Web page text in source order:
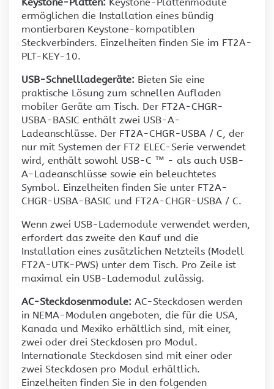
ermöglichen die Installation eines bündig
montierbaren Keystone-kompatiblen
Steckverbinders. Einzelheiten finden Sie im FT2A-
PLT-KEY-10.
USB-Schnellladegeräte: Bieten Sie eine
praktische Lösung zum schnellen Aufladen
mobiler Geräte am Tisch. Der FT2A-CHGR-
USBA-BASIC enthält zwei USB-A-
Ladeanschlüsse. Der FT2A-CHGR-USBA / C, der
nur mit Systemen der FT2 ELEC-Serie verwendet
wird, enthält sowohl USB-C ™ - als auch USB-
A-Ladeanschlüsse sowie ein beleuchtetes
Symbol. Einzelheiten finden Sie unter FT2A-
CHGR-USBA-BASIC und FT2A-CHGR-USBA / C.
Wenn zwei USB-Lademodule verwendet werden,
erfordert das zweite den Kauf und die
Installation eines zusätzlichen Netzteils (Modell
FT2A-UTK-PWS) unter dem Tisch. Pro Zeile ist
maximal ein USB-Lademodul zulässig.
AC-Steckdosenmodule: AC-Steckdosen werden
in NEMA-Modulen angeboten, die für die USA,
Kanada und Mexiko erhältlich sind, mit einer,
zwei oder drei Steckdosen pro Modul.
Internationale Steckdosen sind mit einer oder
zwei Steckdosen pro Modul erhältlich.
Einzelheiten finden Sie in den folgenden